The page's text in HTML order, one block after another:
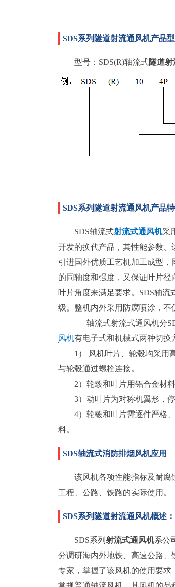
SDS系列隧道射流通风机产品
型号：SDS(R)轴流式隧道射
SDS系列隧道射流通风机产品
SDS轴流式射流式通风机采
开发的换代产品，其性能参数
引进国外优质工艺机加工成型
的同轴度和强度，又保证叶片
叶片角度来满足要求。SDS轴
级。整机内外采用防腐喷涂，不
轴流式射流式通风机分
风机有电子式和机械式两种切换
1） 风机叶片、轮毂均采用
与轮毂通过螺栓连接。
2）轮毂和叶片用铝合金材
3）动叶片为对称机翼形，
4）轮毂和叶片需逐件严格
料。
SDS轴流式消防排烟风机应用
该风机各项性能指标及耐腐
工程、公路、铁路的实际使用。
SDS系列隧道射流通风机概述：
SDS系列 射流式通风机系公
分调研海内外地铁、高速公路、
专家，掌握了该风机的使用要